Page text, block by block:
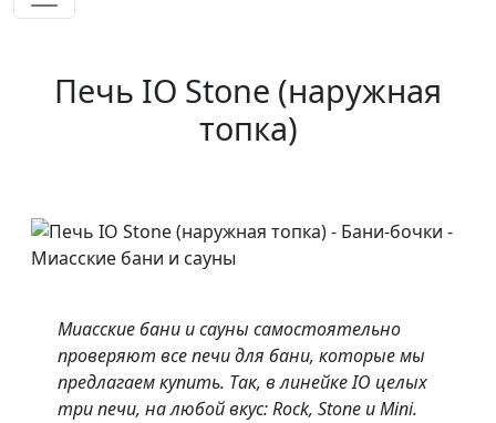
Печь IO Stone (наружная
топка)
Миасские бани и сауны самостоятельно
проверяют все печи для бани, которые мы
предлагаем купить. Так, в линейке IO целых
три печи, на любой вкус: Rock, Stone и Mini.